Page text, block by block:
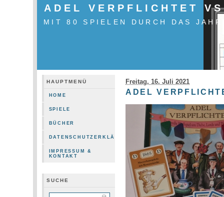
ADEL VERPFLICHTET
MIT 80 SPIELEN DURCH DAS JAHR
HAUPTMENÜ
HOME
SPIELE
BÜCHER
DATENSCHUTZERKLÄRUNG
IMPRESSUM &
KONTAKT
SUCHE
Freitag, 16. Juli 2021
ADEL